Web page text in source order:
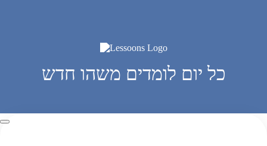
כל יום לומדים משהו חדש